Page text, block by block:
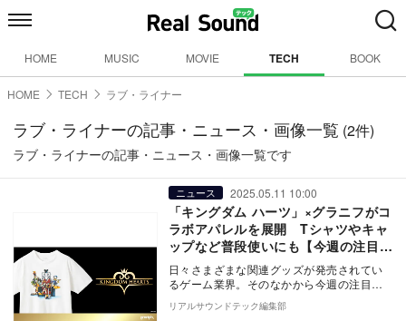
HOME MUSIC MOVIE TECH BOOK
HOME TECH ラブ・ライナー
ラブ・ライナーの記事・ニュース・画像一覧 (2件)
ラブ・ライナーの記事・ニュース・画像一覧です
ニュース 2025.05.11 10:00
「キングダム ハーツ」×グラニフがコ
ラボアパレルを展開 Tシャツやキャ
ップなど普段使いにも【今週の注目ゲ
ームグッズ：5月3日～5月9日】
日々さまざまな関連グッズが発売されてい
るゲーム業界。そのなかから今週の注目情
報をピックアップして紹介する。今回は5月
3日～5月9…
リアルサウンドテック編集部